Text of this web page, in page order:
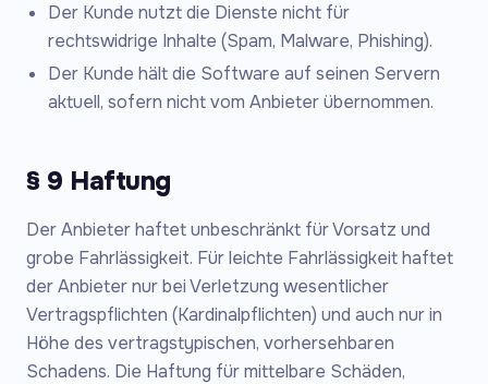
Der Kunde nutzt die Dienste nicht für
rechtswidrige Inhalte (Spam, Malware, Phishing).
Der Kunde hält die Software auf seinen Servern
aktuell, sofern nicht vom Anbieter übernommen.
§ 9 Haftung
Der Anbieter haftet unbeschränkt für Vorsatz und
grobe Fahrlässigkeit. Für leichte Fahrlässigkeit haftet
der Anbieter nur bei Verletzung wesentlicher
Vertragspflichten (Kardinalpflichten) und auch nur in
Höhe des vertragstypischen, vorhersehbaren
Schadens. Die Haftung für mittelbare Schäden,